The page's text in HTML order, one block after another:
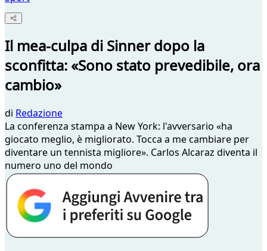
Il mea-culpa di Sinner dopo la
sconfitta: «Sono stato prevedibile, ora
cambio»
di Redazione
La conferenza stampa a New York: l'avversario «ha
giocato meglio, è migliorato. Tocca a me cambiare per
diventare un tennista migliore». Carlos Alcaraz diventa il
numero uno del mondo